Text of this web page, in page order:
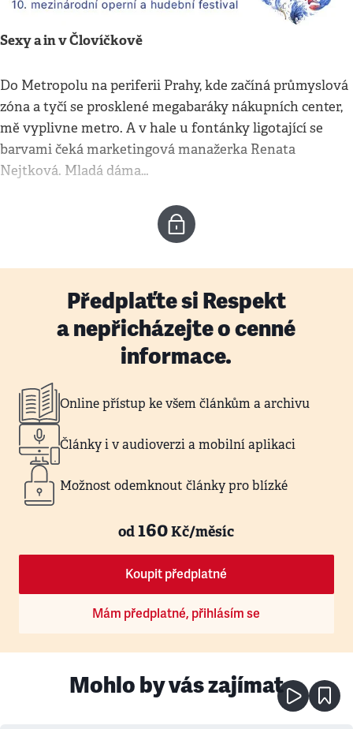
Sexy a in v Človíčkově
Do Metropolu na periferii Prahy, kde začíná průmyslová
zóna a tyčí se prosklené megabaráky nákupních center,
mě vyplivne metro. A v hale u fontánky ligotající se
barvami čeká marketingová manažerka Renata
Nejtková. Mladá dáma…
Předplaťte si Respekt
a nepřicházejte o cenné
informace.
Online přístup ke všem článkům a archivu
Články i v audioverzi a mobilní aplikaci
Možnost odemknout články pro blízké
od160Kč/měsíc
Koupit předplatné
Mám předplatné, přihlásím se
Mohlo by vás zajímat